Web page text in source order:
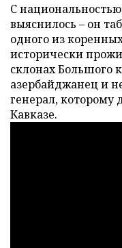
С
выяснилось – он
одного из
исторически
склонах Большого
азербайджанец и
генерал, которому
Кавказе.